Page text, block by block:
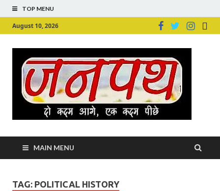
TOP MENU
August 10, 2026
MAIN MENU
TAG: POLITICAL HISTORY